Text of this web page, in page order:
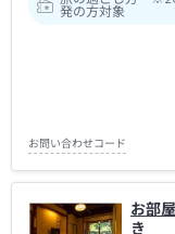
発の方対象
お問い合わせコード
お部
き